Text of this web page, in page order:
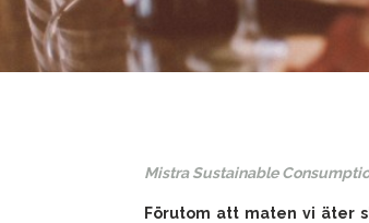
Mistra Sustainable
Förutom att maten vi äter